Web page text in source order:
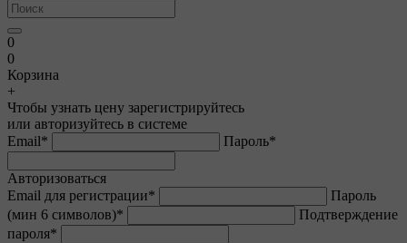
0
0
Корзина
+
Чтобы узнать цену зарегистрируйтесь
или авторизуйтесь в системе
Email* Пароль*
Авторизоваться
Email для регистрации*
Пароль
(мин 6 символов)*
Подтверждение
пароля*